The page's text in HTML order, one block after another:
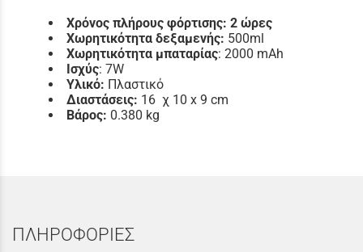
Χρόνος πλήρους φόρτισης: 2 ώρες
Χωρητικότητα δεξαμενής: 500ml
Χωρητικότητα μπαταρίας: 2000 mAh
Ισχύς: 7W
Υλικό: Πλαστικό
Διαστάσεις: 16 χ 10 x 9 cm
Βάρος: 0.380 kg
ΠΛΗΡΟΦΟΡΙΕΣ